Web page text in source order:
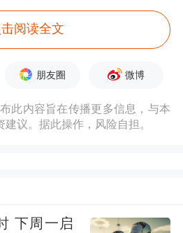
成了单日票房逆跌走
现逆跌走势反映出影
争力。
》外，另外几部进口
表示，过去几年，欧
击阅读全文
朋友圈 微博
此内容旨在传播更多信息，与本
议。据此操作，风险自担。
下周一启